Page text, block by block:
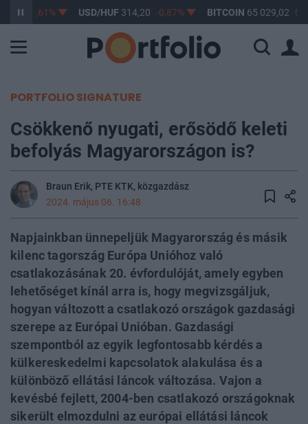
-0,61% USD/HUF314,20 -0,87% BITCOIN65 029,02
PORTFOLIO SIGNATURE
Csökkenő nyugati, erősödő keleti
befolyás Magyarországon is?
Braun Erik, PTE KTK, közgazdász
2024. május 06. 16:48
Napjainkban ünnepeljük Magyarország és másik
kilenc tagország Európa Unióhoz való
csatlakozásának 20. évfordulóját, amely egyben
lehetőséget kínál arra is, hogy megvizsgáljuk,
hogyan változott a csatlakozó országok gazdasági
szerepe az Európai Unióban. Gazdasági
szempontból az egyik legfontosabb kérdés a
külkereskedelmi kapcsolatok alakulása és a
különböző ellátási láncok változása. Vajon a
kevésbé fejlett, 2004-ben csatlakozó országoknak
sikerült elmozdulni az európai ellátási láncok